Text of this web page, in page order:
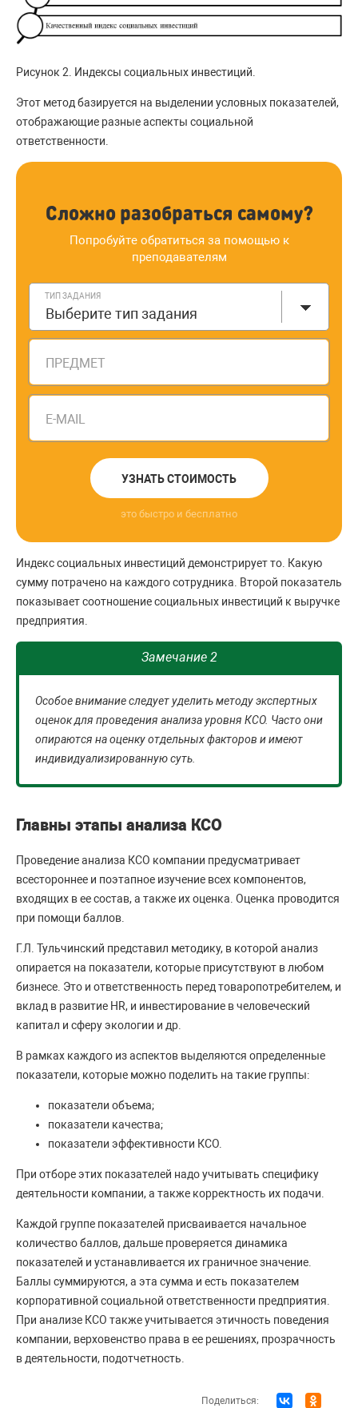
Рисунок 2. Индексы социальных инвестиций.
Этот метод базируется на выделении условных показателей,
отображающие разные аспекты социальной
ответственности.
Сложно разобраться самому?
Попробуйте обратиться за помощью к
преподавателям
ТИП ЗАДАНИЯ
Выберите тип задания
ПРЕДМЕТ
E-MAIL
УЗНАТЬ СТОИМОСТЬ
это быстро и бесплатно
Индекс социальных инвестиций демонстрирует то. Какую
сумму потрачено на каждого сотрудника. Второй показатель
показывает соотношение социальных инвестиций к выручке
предприятия.
Замечание 2
Особое внимание следует уделить методу экспертных
оценок для проведения анализа уровня КСО. Часто они
опираются на оценку отдельных факторов и имеют
индивидуализированную суть.
Главны этапы анализа КСО
Проведение анализа КСО компании предусматривает
всестороннее и поэтапное изучение всех компонентов,
входящих в ее состав, а также их оценка. Оценка проводится
при помощи баллов.
Г.Л. Тульчинский представил методику, в которой анализ
опирается на показатели, которые присутствуют в любом
бизнесе. Это и ответственность перед товаропотребителем, и
вклад в развитие HR, и инвестирование в человеческий
капитал и сферу экологии и др.
В рамках каждого из аспектов выделяются определенные
показатели, которые можно поделить на такие группы:
показатели объема;
показатели качества;
показатели эффективности КСО.
При отборе этих показателей надо учитывать специфику
деятельности компании, а также корректность их подачи.
Каждой группе показателей присваивается начальное
количество баллов, дальше проверяется динамика
показателей и устанавливается их граничное значение.
Баллы суммируются, а эта сумма и есть показателем
корпоративной социальной ответственности предприятия.
При анализе КСО также учитывается этичность поведения
компании, верховенство права в ее решениях, прозрачность
в деятельности, подотчетность.
Поделиться: